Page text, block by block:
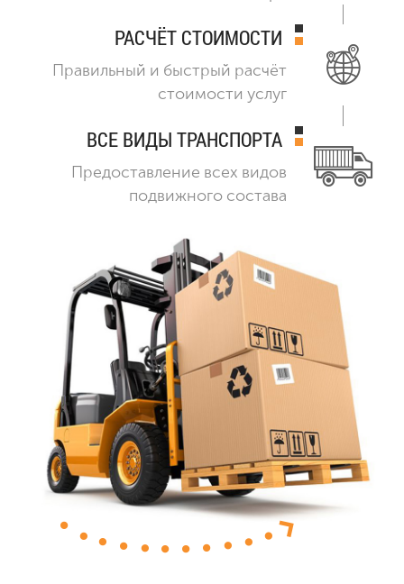
РАСЧЁТ СТОИМОСТИ
Правильный и быстрый расчёт
стоимости услуг
ВСЕ ВИДЫ ТРАНСПОРТА
Предоставление всех видов
подвижного состава